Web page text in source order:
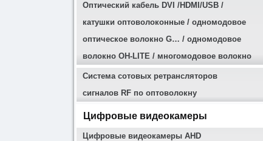
Оптичеcкий кабель DVI /HDMI/USB /
катушки оптоволоконные / одномодовое
оптическое волокно G… / одномодовое
волокно OH-LITE / многомодовое волокно
Система сотовых ретрансляторов
сигналов RF по оптоволокну
Цифровые видеокамеры
Цифровые видеокамеры AHD